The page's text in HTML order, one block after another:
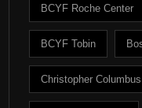
BCYF Roche Center
BCYF Tobin
Christopher